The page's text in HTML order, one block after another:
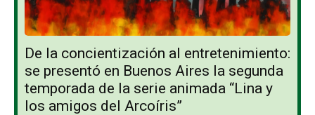
De la concientización al entretenimiento:
se presentó en Buenos Aires la segunda
temporada de la serie animada “Lina y
los amigos del Arcoíris”